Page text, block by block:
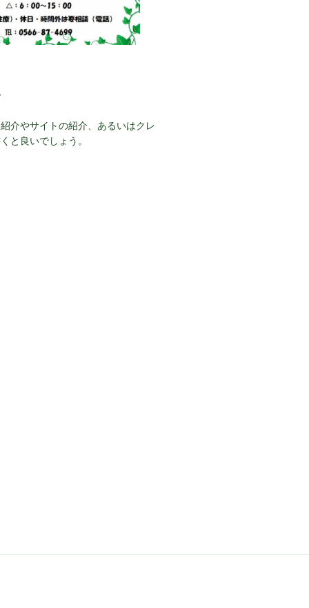
介やサイトの紹介、あるいはクレ
と良いでしょう。